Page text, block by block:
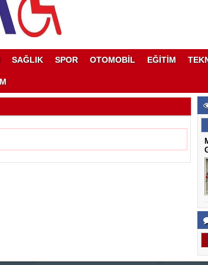
SAĞLIK SPOR OTOMOBİL EĞİTİM